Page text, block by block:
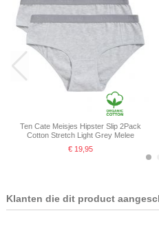
Ten Cate Meisjes Hipster Slip 2Pack
Cotton Stretch Light Grey Melee
€ 19,95
Klanten die dit product